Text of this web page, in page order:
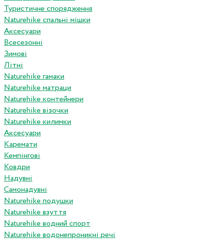
Туристичне спорядження
Naturehike спальні мішки
Аксесуари
Всесезонні
Зимові
Літні
Naturehike гамаки
Naturehike матраци
Naturehike контейнери
Naturehike візочки
Naturehike килимки
Аксесуари
Каремати
Кемпінгові
Ковдри
Надувні
Самонадувні
Naturehike подушки
Naturehike взуття
Naturehike водний спорт
Naturehike водонепроникні речі